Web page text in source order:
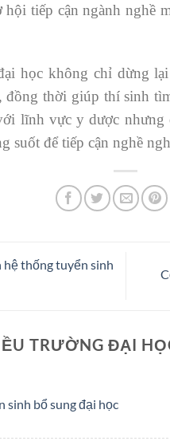
tiếp cận ngành nghề
học không chỉ dừng
thời giúp thí sinh
lĩnh vực y dược nhưng
suốt để tiếp cận nghề
hệ thống tuyển sinh
TRƯỜNG ĐẠI
bổ sung đại học